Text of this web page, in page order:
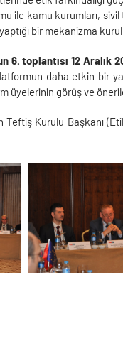
ile kamu kurumları,
bir mekanizma
6. toplantısı 12 Aralık
daha etkin bir
üyelerinin görüş ve
Kurulu Başkanı